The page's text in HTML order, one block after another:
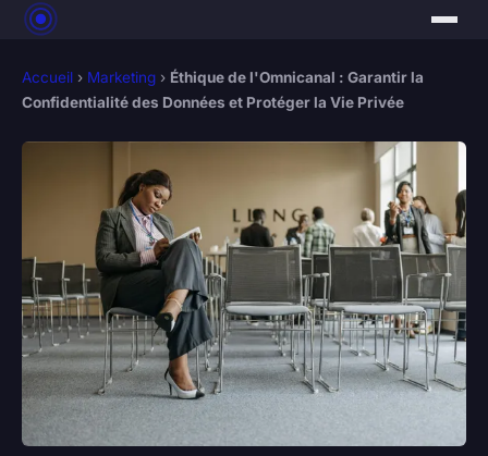
Accueil › Marketing › Éthique de l'Omnicanal : Garantir la
Confidentialité des Données et Protéger la Vie Privée